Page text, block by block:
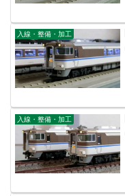
入線・整備・加工
入線・整備・加工